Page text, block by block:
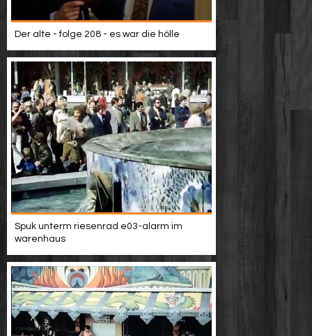
Der alte - folge 208 - es war die hölle
Spuk unterm riesenrad e03-alarm im
warenhaus